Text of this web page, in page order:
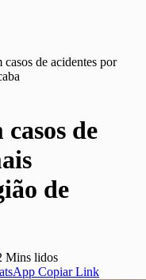
de acidentes por
de
de
Mins lidos
Copiar Link